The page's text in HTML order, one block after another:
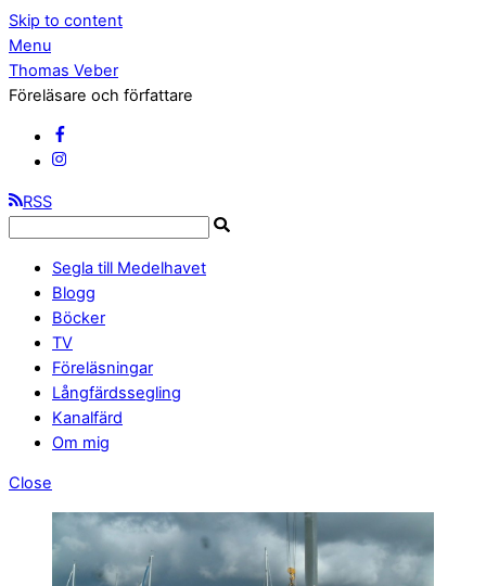
Skip to content
Menu
Thomas Veber
Föreläsare och författare
RSS
Segla till Medelhavet
Blogg
Böcker
TV
Föreläsningar
Långfärdssegling
Kanalfärd
Om mig
Close